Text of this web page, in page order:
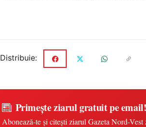
Distribuie:
Primește ziarul gratuit pe email!
Abonează-te și citești ziarul Gazeta Nord-